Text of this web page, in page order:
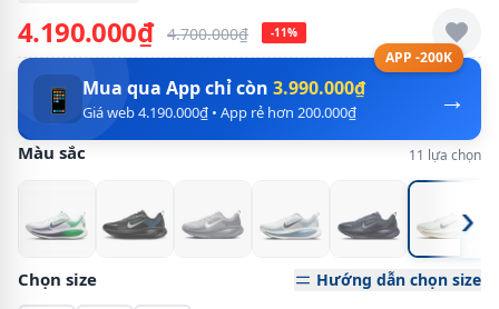
4.190.000₫ 4.700.000₫ -11%
APP -200K
→
📱 Mua qua App chỉ còn 3.990.000₫
Giá web 4.190.000₫ • App rẻ hơn 200.000₫
Màu sắc 11 lựa chọn
›
Chọn size Hướng dẫn chọn size